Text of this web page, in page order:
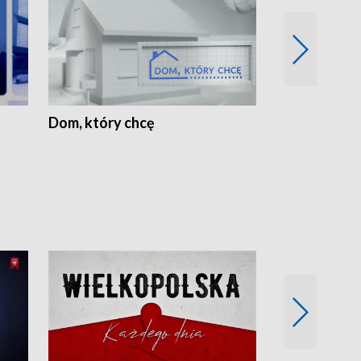
Dom, który chcę